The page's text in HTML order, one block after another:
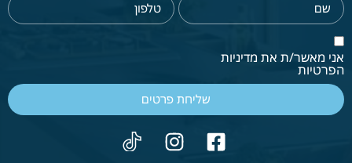
אני מאשר/ת את מדיניות
הפרטיות
שליחת פרטים